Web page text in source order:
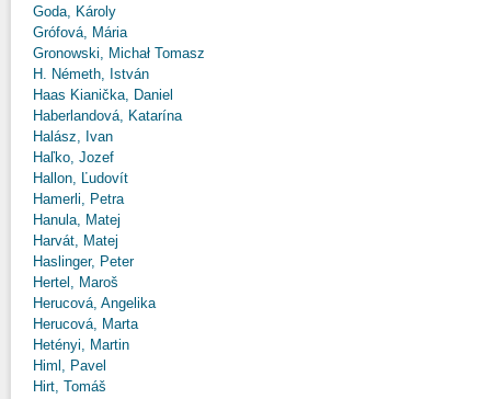
Goda, Károly
Grófová, Mária
Gronowski, Michał Tomasz
H. Németh, István
Haas Kianička, Daniel
Haberlandová, Katarína
Halász, Ivan
Haľko, Jozef
Hallon, Ľudovít
Hamerli, Petra
Hanula, Matej
Harvát, Matej
Haslinger, Peter
Hertel, Maroš
Herucová, Angelika
Herucová, Marta
Hetényi, Martin
Himl, Pavel
Hirt, Tomáš